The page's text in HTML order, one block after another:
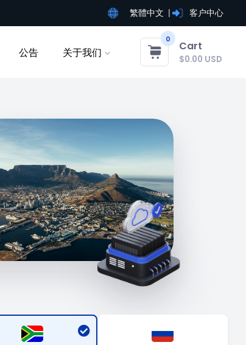
繁體中文 客户中心
公告 关于我们
0
Cart
$0.00 USD